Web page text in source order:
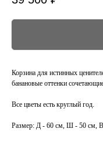
Корзина для истинных
банановые оттенки
Все цветы есть круглый год.
Размер: Д - 60 см, Ш - 50 см, В